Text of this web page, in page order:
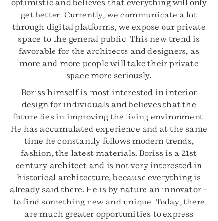
optimistic and believes that everything will only
get better. Currently, we communicate a lot
through digital platforms, we expose our private
space to the general public. This new trend is
favorable for the architects and designers, as
more and more people will take their private
space more seriously.
Boriss himself is most interested in interior
design for individuals and believes that the
future lies in improving the living environment.
He has accumulated experience and at the same
time he constantly follows modern trends,
fashion, the latest materials. Boriss is a 21st
century architect and is not very interested in
historical architecture, because everything is
already said there. He is by nature an innovator –
to find something new and unique. Today, there
are much greater opportunities to express